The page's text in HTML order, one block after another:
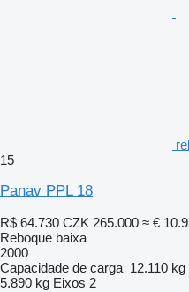
15
Panav PPL 18
R$ 64.730 CZK 265.000 ≈ €
Reboque baixa
2000
Capacidade de carga 12.110 kg
5.890 kg Eixos 2